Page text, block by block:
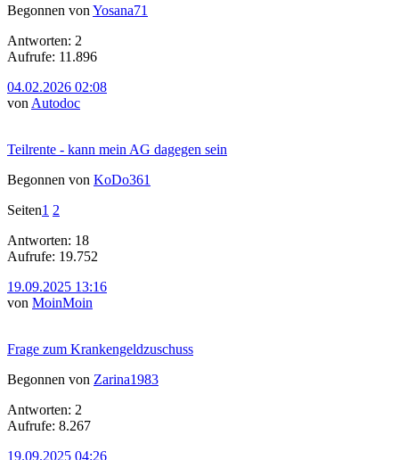
Begonnen von Yosana71
Antworten: 2
Aufrufe: 11.896
04.02.2026 02:08
von Autodoc
Teilrente - kann mein AG dagegen sein
Begonnen von KoDo361
Seiten1 2
Antworten: 18
Aufrufe: 19.752
19.09.2025 13:16
von MoinMoin
Frage zum Krankengeldzuschuss
Begonnen von Zarina1983
Antworten: 2
Aufrufe: 8.267
19.09.2025 04:26